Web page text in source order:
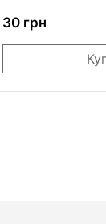
30 грн